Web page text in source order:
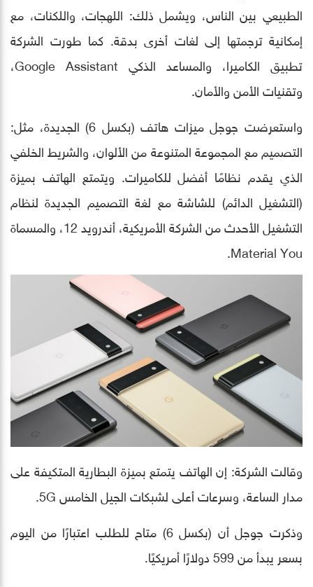
الطبيعي بين الناس، ويشمل ذلك: اللهجات، واللكنات، مع
إمكانية ترجمتها إلى لغات أخرى بدقة. كما طورت الشركة
تطبيق الكاميرا، والمساعد الذكي Google Assistant،
وتقنيات الأمن والأمان.
واستعرضت جوجل ميزات هاتف (بكسل 6) الجديدة، مثل:
التصميم مع المجموعة المتنوعة من الألوان، والشريط الخلفي
الذي يقدم نظامًا أفضل للكاميرات. ويتمتع الهاتف بميزة
(التشغيل الدائم) للشاشة مع لغة التصميم الجديدة لنظام
التشغيل الأحدث من الشركة الأمريكية، أندرويد 12، والمسماة
Material You.
وقالت الشركة: إن الهاتف يتمتع بميزة البطارية المتكيفة على
مدار الساعة، وسرعات أعلى لشبكات الجيل الخامس 5G.
وذكرت جوجل أن (بكسل 6) متاح للطلب اعتبارًا من اليوم
بسعر يبدأ من 599 دولارًا أمريكيًا.